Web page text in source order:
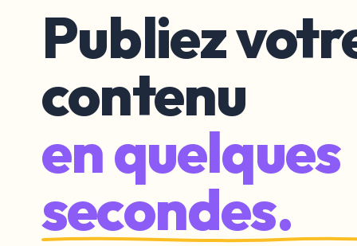
Publiez
contenu
en quelques
secondes.